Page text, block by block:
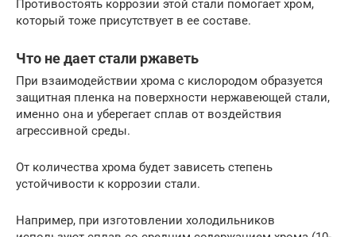
Противостоять коррозии этой стали помогает хром,
который тоже присутствует в ее составе.
Что не дает стали ржаветь
При взаимодействии хрома с кислородом образуется
защитная пленка на поверхности нержавеющей стали,
именно она и уберегает сплав от воздействия
агрессивной среды.
От количества хрома будет зависеть степень
устойчивости к коррозии стали.
Например, при изготовлении холодильников